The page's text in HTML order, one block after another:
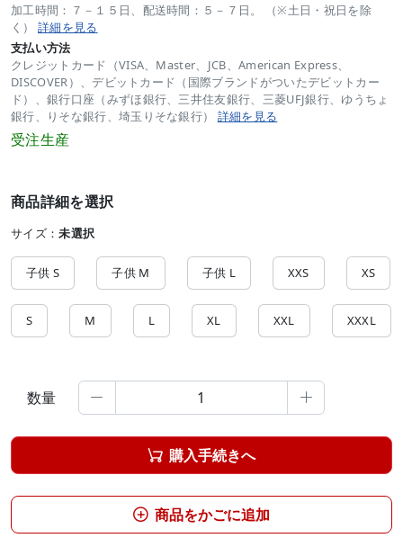
加工時間：７－１５日、配送時間：５－７日。 （※土日・祝日を除
く） 詳細を見る
支払い方法
クレジットカード（VISA、Master、JCB、American Express、
DISCOVER）、デビットカード（国際ブランドがついたデビットカー
ド）、銀行口座（みずほ銀行、三井住友銀行、三菱UFJ銀行、ゆうちょ
銀行、りそな銀行、埼玉りそな銀行） 詳細を見る
受注生産
商品詳細を選択
サイズ：未選択
子供 S 子供 M 子供 L XXS XS
S M L XL XXL XXXL
数量  
 購入手続きへ
 商品をかごに追加